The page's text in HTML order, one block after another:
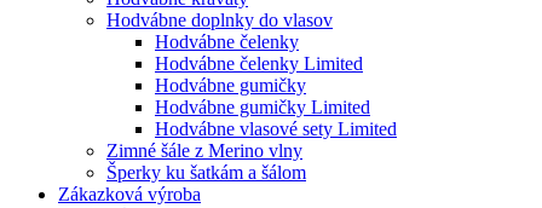
Hodvábne doplnky do vlasov
Hodvábne čelenky
Hodvábne čelenky Limited
Hodvábne gumičky
Hodvábne gumičky Limited
Hodvábne vlasové sety Limited
Zimné šále z Merino vlny
Šperky ku šatkám a šálom
Zákazková výroba